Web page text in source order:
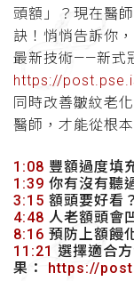
頭額」？現在醫
訣！悄悄告訴你
最新技術——新式
https://
同時改善皺紋老
醫師，才能從根
1:08 豐額過度填
1:39 你有沒有聽
3:15 額頭要好看
4:48 人老額頭會
8:16 預防上額饅
11:21 選擇適合
果： https://